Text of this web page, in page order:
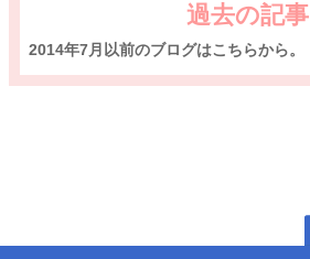
過去の記事
2014年7月以前のブログはこちらから。